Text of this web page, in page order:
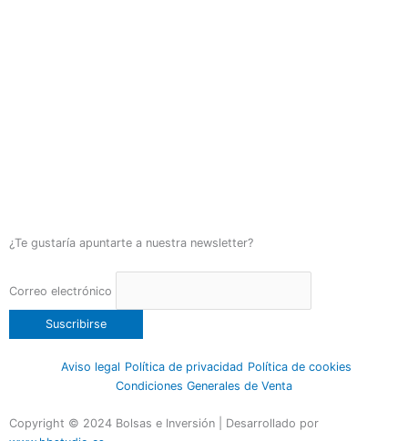
¿Te gustaría apuntarte a nuestra newsletter?
Correo electrónico
Aviso legal Política de privacidad Política de cookies
Condiciones Generales de Venta
Copyright © 2024 Bolsas e Inversión | Desarrollado por